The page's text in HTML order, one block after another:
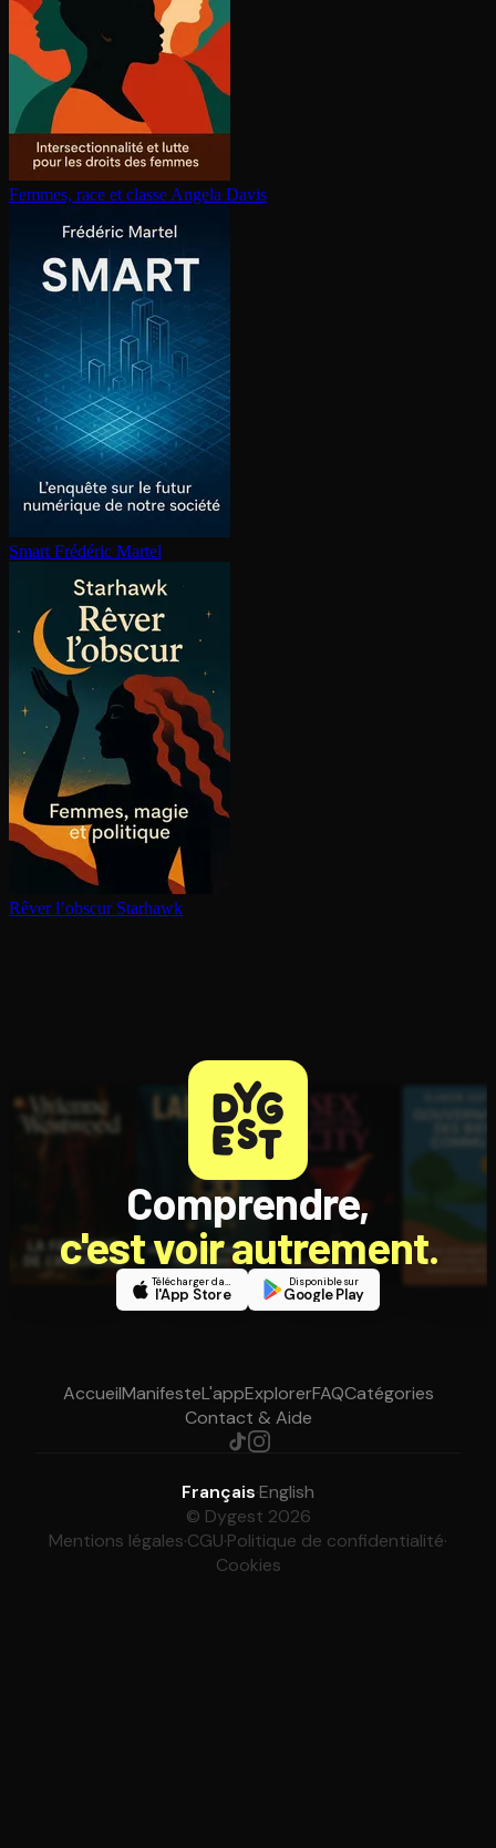
Femmes, race et classe Angela Davis
Smart Frédéric Martel
Rêver l’obscur Starhawk
Comprendre,
c'est voir autrement.
Télécharger dans
l'App Store
Disponible sur
Google Play
AccueilManifesteL'appExplorerFAQCatégories
Contact & Aide
Français·English
© Dygest 2026
Mentions légales·CGU·Politique de confidentialité·
Cookies